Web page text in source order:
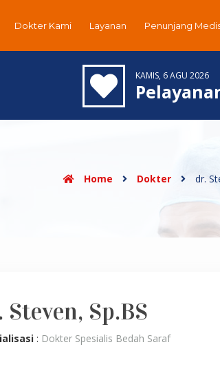
Dokter Kami Layanan Penunjang
KAMIS, 6 AGU 2026
Home Dokter dr.
Steven, Sp.BS
: Dokter Spesialis Bedah Saraf